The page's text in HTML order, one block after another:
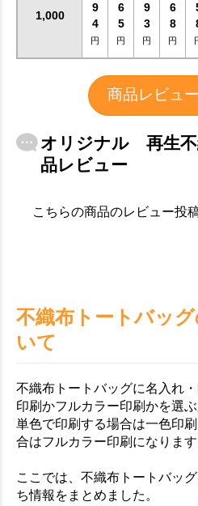
1,000
9
4
円
6
5
円
9
3
円
6
8
円
商品レビュ
オリジナル 再生不
品レビュー
こちらの商品のレビュー投
不織布トートバッ
いて
不織布トートバッグに名入れ
印刷かフルカラー印刷かを選ぶ
単色で印刷する場合は一色印
合はフルカラー印刷になります
ここでは、不織布トートバッ
ち情報をまとめました。